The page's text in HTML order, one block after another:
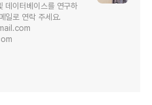
데이터베이스를 연구하
일로 연락 주세요.